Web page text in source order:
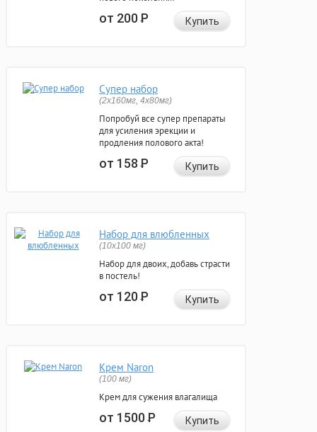
от 200Р Купить
Супер набор
(2х160мг, 4х80мг)
Попробуй все супер препараты
для усиления эрекции и
продления полового акта!
от 158Р Купить
Набор для влюбленных
(10х100 мг)
Набор для двоих, добавь страсти
в постель!
от 120Р Купить
Крем Naron
(100 мг)
Крем для сужения влагалища
от 1500Р Купить